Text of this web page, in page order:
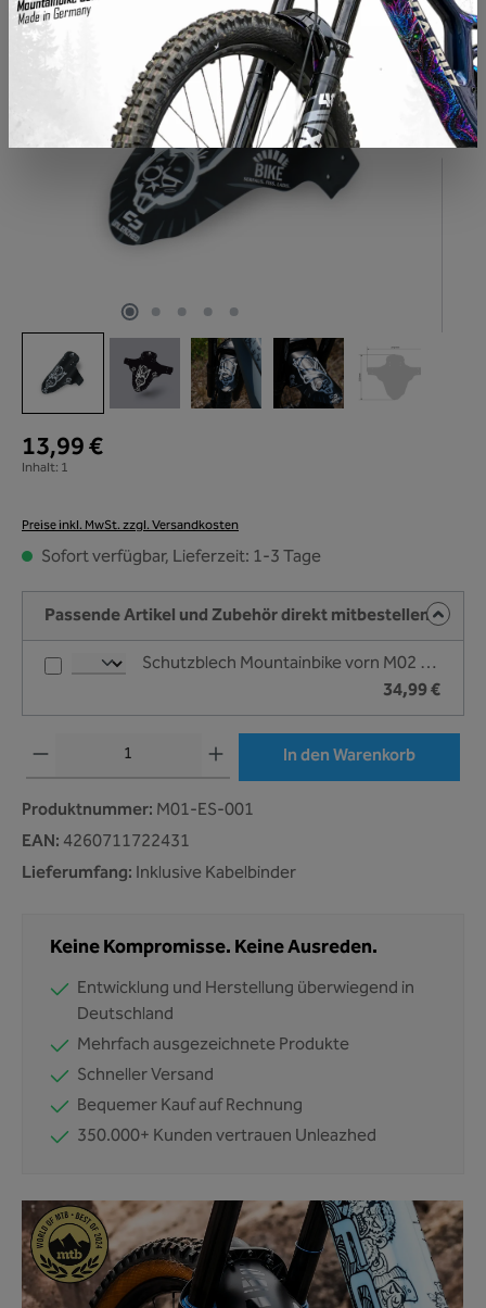
13,99 €
Inhalt: 1
Preise inkl. MwSt. zzgl. Versandkosten
Sofort verfügbar, Lieferzeit: 1-3 Tage
Passende Artikel und Zubehör direkt mitbestellen
Schutzblech Mountainbike vorn M02 Klettbinder - Unleazhed Befestigung: 1. Klettbinder
34,99 €
In den Warenkorb
Produktnummer: M01-ES-001
EAN: 4260711722431
Lieferumfang: Inklusive Kabelbinder
Keine Kompromisse. Keine Ausreden.
Entwicklung und Herstellung überwiegend in
Deutschland
Mehrfach ausgezeichnete Produkte
Schneller Versand
Bequemer Kauf auf Rechnung
350.000+ Kunden vertrauen Unleazhed